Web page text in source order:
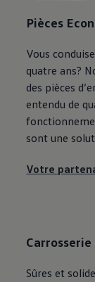
Pièces
Vous
quatre ans?
des pièces
entendu de
sont une
Votre
Sûres et